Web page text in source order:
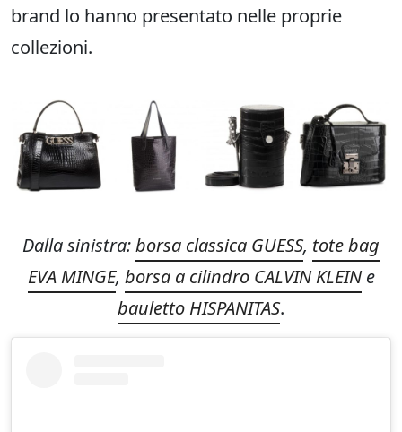
brand lo hanno presentato nelle proprie
collezioni.
Dalla sinistra:borsa classica GUESS, tote bag
EVA MINGE, borsa a cilindro CALVIN KLEINe
bauletto HISPANITAS.